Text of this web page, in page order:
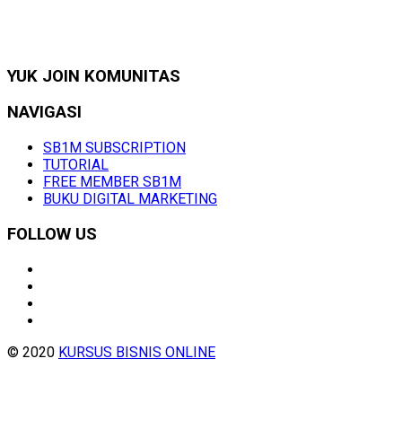
YUK JOIN KOMUNITAS
NAVIGASI
SB1M SUBSCRIPTION
TUTORIAL
FREE MEMBER SB1M
BUKU DIGITAL MARKETING
FOLLOW US
© 2020 KURSUS BISNIS ONLINE